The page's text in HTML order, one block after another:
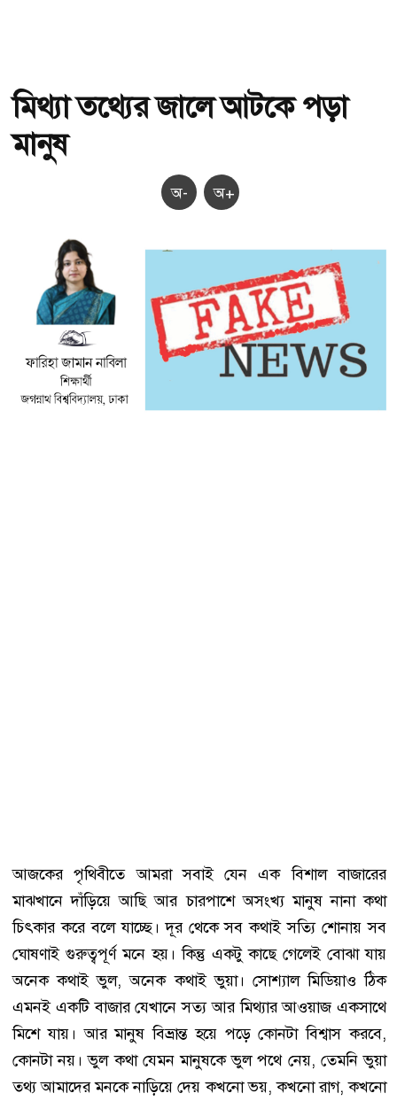
মিথ্যা তথ্যের জালে আটকে পড়া
মানুষ
অ- অ+
আজকের পৃথিবীতে আমরা সবাই যেন এক বিশাল বাজারের
মাঝখানে দাঁড়িয়ে আছি আর চারপাশে অসংখ্য মানুষ নানা কথা
চিৎকার করে বলে যাচ্ছে। দূর থেকে সব কথাই সত্যি শোনায় সব
ঘোষণাই গুরুত্বপূর্ণ মনে হয়। কিন্তু একটু কাছে গেলেই বোঝা যায়
অনেক কথাই ভুল, অনেক কথাই ভুয়া। সোশ্যাল মিডিয়াও ঠিক
এমনই একটি বাজার যেখানে সত্য আর মিথ্যার আওয়াজ একসাথে
মিশে যায়। আর মানুষ বিভ্রান্ত হয়ে পড়ে কোনটা বিশ্বাস করবে,
কোনটা নয়। ভুল কথা যেমন মানুষকে ভুল পথে নেয়, তেমনি ভুয়া
তথ্য আমাদের মনকে নাড়িয়ে দেয় কখনো ভয়, কখনো রাগ, কখনো